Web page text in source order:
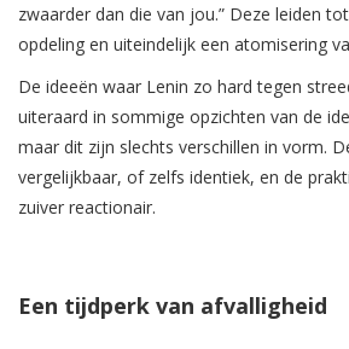
zwaarder dan die van jou.” Deze leiden
opdeling en uiteindelijk een atomisering
De ideeën waar Lenin zo hard tegen
uiteraard in sommige opzichten van de
maar dit zijn slechts verschillen in vorm.
vergelijkbaar, of zelfs identiek, en de
zuiver reactionair.
Een tijdperk van afvalligheid